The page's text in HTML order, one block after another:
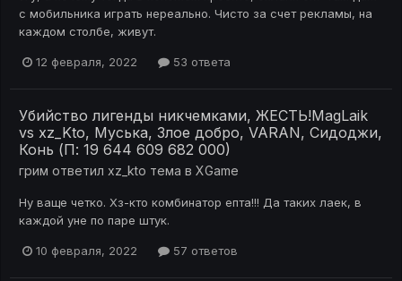
с мобильника играть нереально. Чисто за счет рекламы, на
каждом столбе, живут.
12 февраля, 2022 53 ответа
Убийство лигенды никчемками, ЖЕСТЬ!MagLaik
vs xz_Kto, Муська, Злое добро, VARAN, Сидоджи,
Конь (П: 19 644 609 682 000)
грим ответил xz_kto тема в XGame
Ну ваще четко. Хз-кто комбинатор епта!!! Да таких лаек, в
каждой уне по паре штук.
10 февраля, 2022 57 ответов